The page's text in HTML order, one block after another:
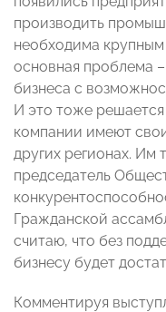
производить
необходима
основная проблема
бизнеса с
И это тоже
компании имеют
других регионах. Им
председатель
Гражданской
считаю, что без
бизнесу будет
Комментируя